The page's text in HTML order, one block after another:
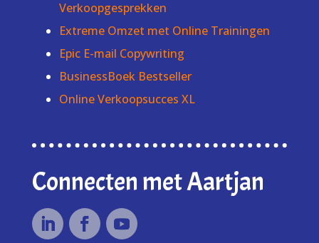
Verkoopgesprekken
Extreme Omzet met Online Trainingen
Epic E-mail Copywriting
BusinessBoek Bestseller
Online Verkoopsucces XL
Connecten met Aartjan